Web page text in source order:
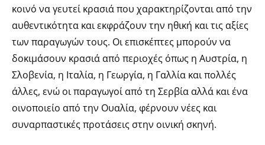
κοινό να γευτεί κρασιά που χαρακτηρίζονται από την
αυθεντικότητα και εκφράζουν την ηθική και τις αξίες
των παραγωγών τους. Οι επισκέπτες μπορούν να
δοκιμάσουν κρασιά από περιοχές όπως η Αυστρία, η
Σλοβενία, η Ιταλία, η Γεωργία, η Γαλλία και πολλές
άλλες, ενώ οι παραγωγοί από τη Σερβία αλλά και ένα
οινοποιείο από την Ουαλία, φέρνουν νέες και
συναρπαστικές προτάσεις στην οινική σκηνή.